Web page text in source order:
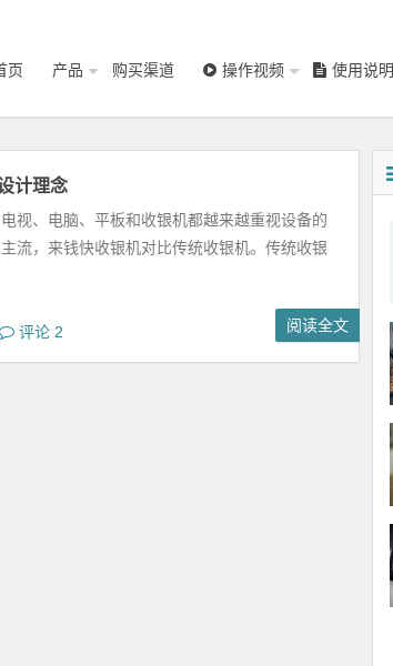
页 产品 购买渠道 操作视频 使用说明
计理念
视、电脑、平板和收银机都越来越重视设备的
流，来钱快收银机对比传统收银机。传统收银
评论 2 阅读全文